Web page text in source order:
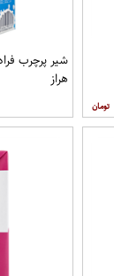
هراز